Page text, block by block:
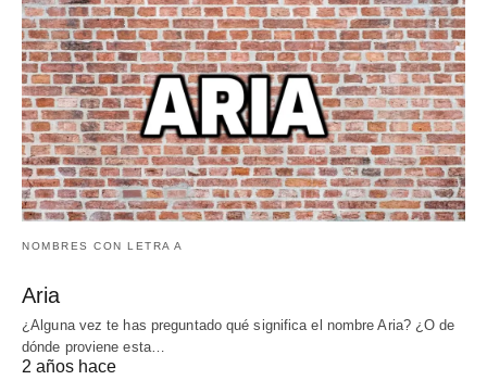
NOMBRES CON LETRA A
Aria
¿Alguna vez te has preguntado qué significa el nombre Aria? ¿O de
dónde proviene esta…
2 años hace